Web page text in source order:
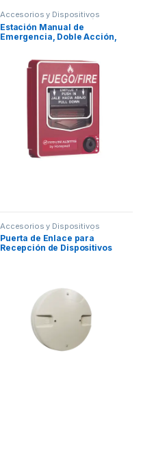
Accesorios y Dispositivos
Direccionables Detección de
Fuego
Estación Manual de
Emergencia, Doble Acción,
Accesorios y Dispositivos
Direccionables Detección de
Fuego
Puerta de Enlace para
Recepción de Dispositivos